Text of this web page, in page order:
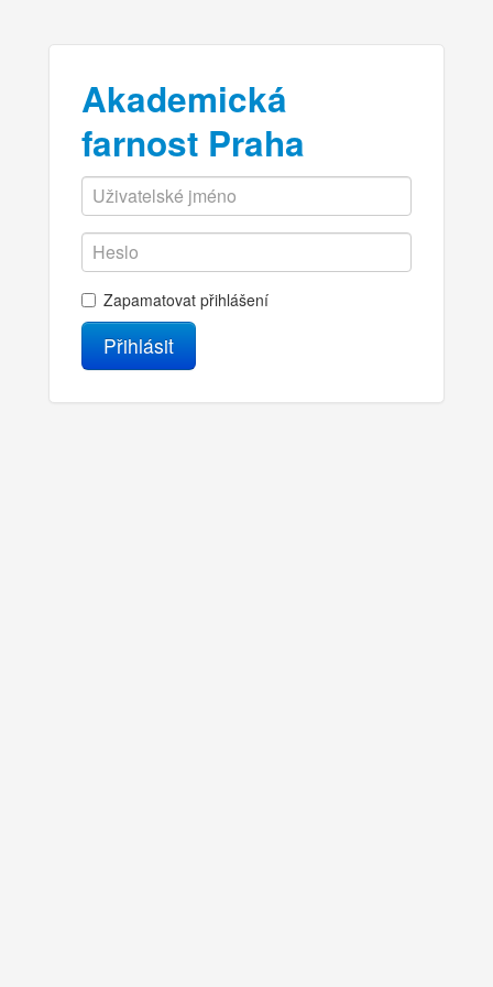
Akademická
farnost Praha
Zapamatovat přihlášení
Přihlásit